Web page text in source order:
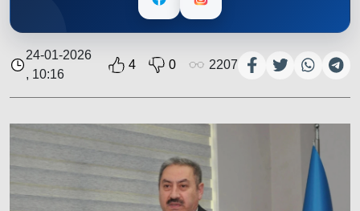
24-01-2026
, 10:16
4 0 2207